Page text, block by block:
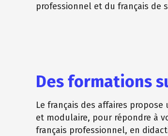
professionnel et du français de
Des formations
Le français des affaires
et modulaire, pour répondre à
français professionnel, en